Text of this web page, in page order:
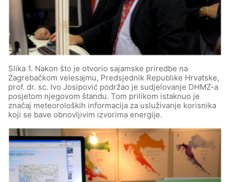
Slika 1. Nakon što je otvorio sajamske priredbe na
Zagrebačkom velesajmu, Predsjednik Republike Hrvatske,
prof. dr. sc. Ivo Josipović podržao je sudjelovanje DHMZ-a
posjetom njegovom štandu. Tom prilikom istaknuo je
značaj meteoroloških informacija za usluživanje korisnika
koji se bave obnovljivim izvorima energije.